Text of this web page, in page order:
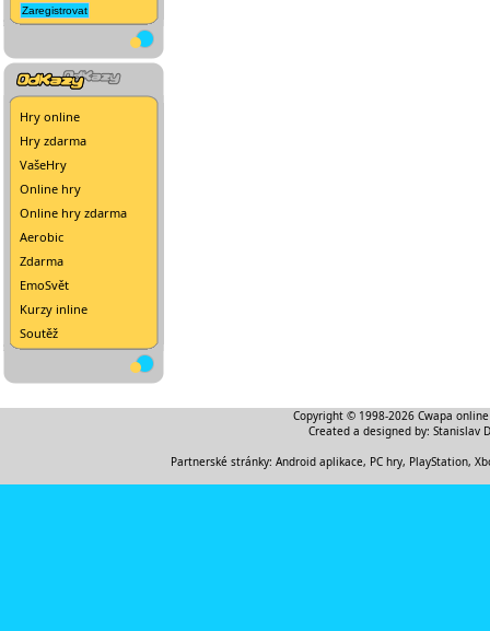
Hry online
Hry zdarma
VašeHry
Online hry
Online hry zdarma
Aerobic
Zdarma
EmoSvět
Kurzy inline
Soutěž
Copyright © 1998-2026 Cwapa
Created a designed by: Stanislav
Partnerské stránky: Android aplikace, PC hry, PlayStation,